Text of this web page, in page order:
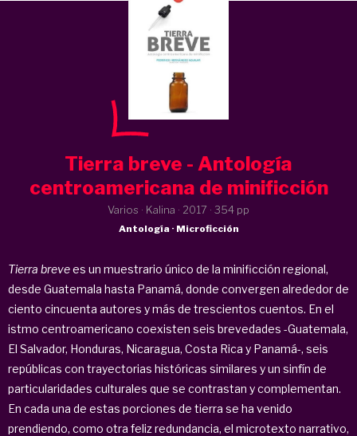
Tierra breve - Antología
centroamericana de minificción
Varios · Kalina · 2017 · 354 pp
Antología · Microficción
Tierra brevees un muestrario único de la minificción regional,
desde Guatemala hasta Panamá, donde convergen alrededor de
ciento cincuenta autores y más de trescientos cuentos. En el
istmo centroamericano coexisten seis brevedades -Guatemala,
El Salvador, Honduras, Nicaragua, Costa Rica y Panamá-, seis
repúblicas con trayectorias históricas similares y un sinfín de
particularidades culturales que se contrastan y complementan.
En cada una de estas porciones de tierra se ha venido
prendiendo, como otra feliz redundancia, el microtexto narrativo,